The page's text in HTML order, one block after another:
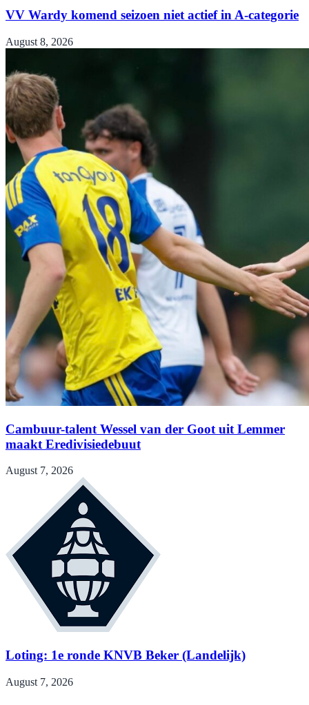
VV Wardy komend seizoen niet actief in A-categorie
August 8, 2026
Cambuur-talent Wessel van der Goot uit Lemmer
maakt Eredivisiedebuut
August 7, 2026
Loting: 1e ronde KNVB Beker (Landelijk)
August 7, 2026